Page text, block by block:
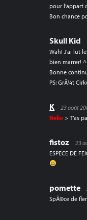
pour l’appart
Bon chance
Skull Kid
Wah! J’ai lut
bien marrer!
Bonne
PS: GrÃ¼t
K
23 août
Nelio > T’as
fistoz
23
ESPECE DE
pomette
SpÃ©ce de